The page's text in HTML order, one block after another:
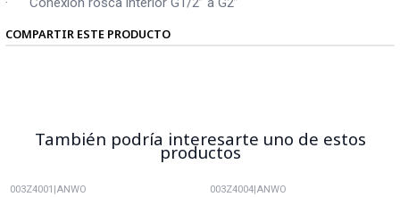
COMPARTIR ESTE PRODUCTO
También podría interesarte uno de estos
productos
003Z4001 |ANWO 003Z4004|ANWO